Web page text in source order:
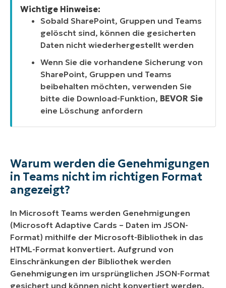
Wichtige Hinweise:
Sobald SharePoint, Gruppen und Teams
gelöscht sind, können die gesicherten
Daten nicht wiederhergestellt werden
Wenn Sie die vorhandene Sicherung von
SharePoint, Gruppen und Teams
beibehalten möchten, verwenden Sie
bitte die Download-Funktion, BEVOR Sie
eine Löschung anfordern
Warum werden die Genehmigungen
in Teams nicht im richtigen Format
angezeigt?
In Microsoft Teams werden Genehmigungen
(Microsoft Adaptive Cards – Daten im JSON-
Format) mithilfe der Microsoft-Bibliothek in das
HTML-Format konvertiert. Aufgrund von
Einschränkungen der Bibliothek werden
Genehmigungen im ursprünglichen JSON-Format
gesichert und können nicht konvertiert werden.